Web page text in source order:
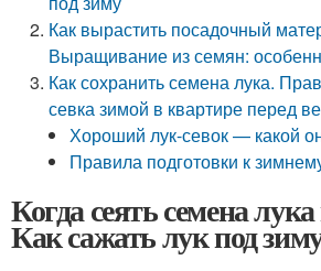
Как вырастить посадочный
Выращивание из семян:
Как сохранить семена лука.
севка зимой в квартире перед
Хороший лук-севок — какой
Правила подготовки к
Когда сеять семена
Как сажать лук под